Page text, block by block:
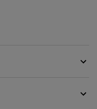
regala. Kompaktne